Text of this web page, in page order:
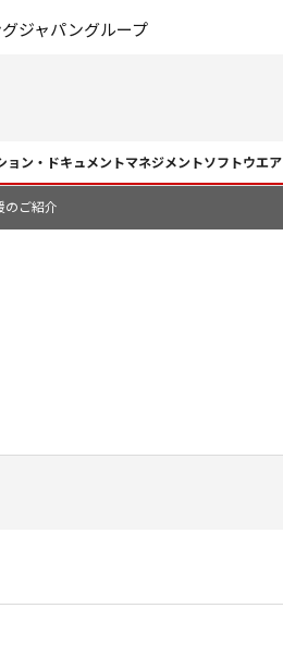
ジャパングループ
ョン・ドキュメントマネジメントソフトウエア
のご紹介